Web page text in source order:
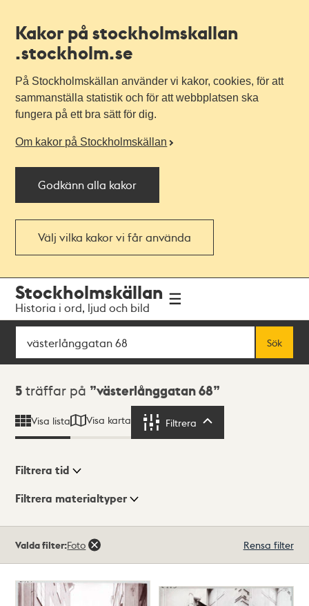
Kakor på stockholmskallan
.stockholm.se
På Stockholmskällan använder vi kakor, cookies, för att
sammanställa statistik och för att webbplatsen ska
fungera på ett bra sätt för dig.
Om kakor på Stockholmskällan
Godkänn alla kakor
Välj vilka kakor vi får använda
navigationen
huvudinnehållet
Stockholmskällan
Historia i ord, ljud och bild
Sök
Sök
Sökresultat
5 träffar på västerlånggatan 68
Visa lista Visa karta Filtrera
Visningsläge
Filtrera tid
Filtrera materialtyper
träffar
Valda filter:Foto Rensa filter